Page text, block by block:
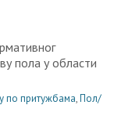
пола у области
по притужбама,Пол/